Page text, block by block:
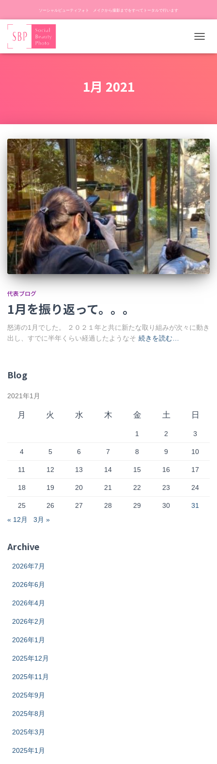
ソーシャルビューティフォト メイクから撮影までをすべてトータルで行います
ビ
え
1月 2021
代表ブログ
1月を振り返って。。。
怒涛の1月でした。 ２０２１年と共に新たな取り組みが次々に動き
出し、すでに半年くらい経過したようなそ 続きを読む…
Blog
2021年1月
月 火 水 木 金 土 日
1 2 3
4 5 6 7 8 9 10
11 12 13 14 15 16 17
18 19 20 21 22 23 24
25 26 27 28 29 30
31
« 12月
3月 »
Archive
2026年7月
2026年6月
2026年4月
2026年2月
2026年1月
2025年12月
2025年11月
2025年9月
2025年8月
2025年3月
2025年1月